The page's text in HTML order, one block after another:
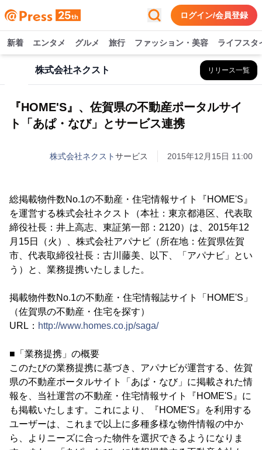
ログイン/会員登録
新着 エンタメ グルメ 旅行 ファッション・美容 ライフスタ
株式会社ネクスト リリース一覧
『HOME'S』、佐賀県の不動産ポータルサイ
ト「あぱ・なび」とサービス連携
株式会社ネクストサービス 2015年12月15日 11:00
総掲載物件数No.1の不動産・住宅情報サイト『HOME'S』
を運営する株式会社ネクスト（本社：東京都港区、代表取
締役社長：井上高志、東証第一部：2120）は、2015年12
月15日（火）、株式会社アパナビ（所在地：佐賀県佐賀
市、代表取締役社長：古川藤美、以下、「アパナビ」とい
う）と、業務提携いたしました。
掲載物件数No.1の不動産・住宅情報誌サイト「HOME'S」
（佐賀県の不動産・住宅を探す）
URL： http://www.homes.co.jp/saga/
■「業務提携」の概要
このたびの業務提携に基づき、アパナビが運営する、佐賀
県の不動産ポータルサイト「あぱ・なび」に掲載された情
報を、当社運営の不動産・住宅情報サイト『HOME'S』に
も掲載いたします。これにより、『HOME'S』を利用する
ユーザーは、これまで以上に多種多様な物件情報の中か
ら、よりニーズに合った物件を選択できるようになりま